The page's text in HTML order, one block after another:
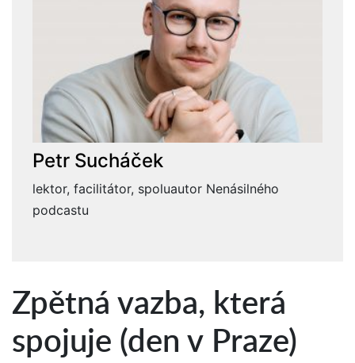
Petr Sucháček
lektor, facilitátor, spoluautor Nenásilného
podcastu
Zpětná vazba, která
spojuje (den v Praze)